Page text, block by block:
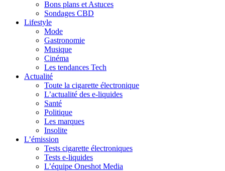
Bons plans et Astuces
Sondages CBD
Lifestyle
Mode
Gastronomie
Musique
Cinéma
Les tendances Tech
Actualité
Toute la cigarette électronique
L’actualité des e-liquides
Santé
Politique
Les marques
Insolite
L’émission
Tests cigarette électroniques
Tests e-liquides
L’équipe Oneshot Media